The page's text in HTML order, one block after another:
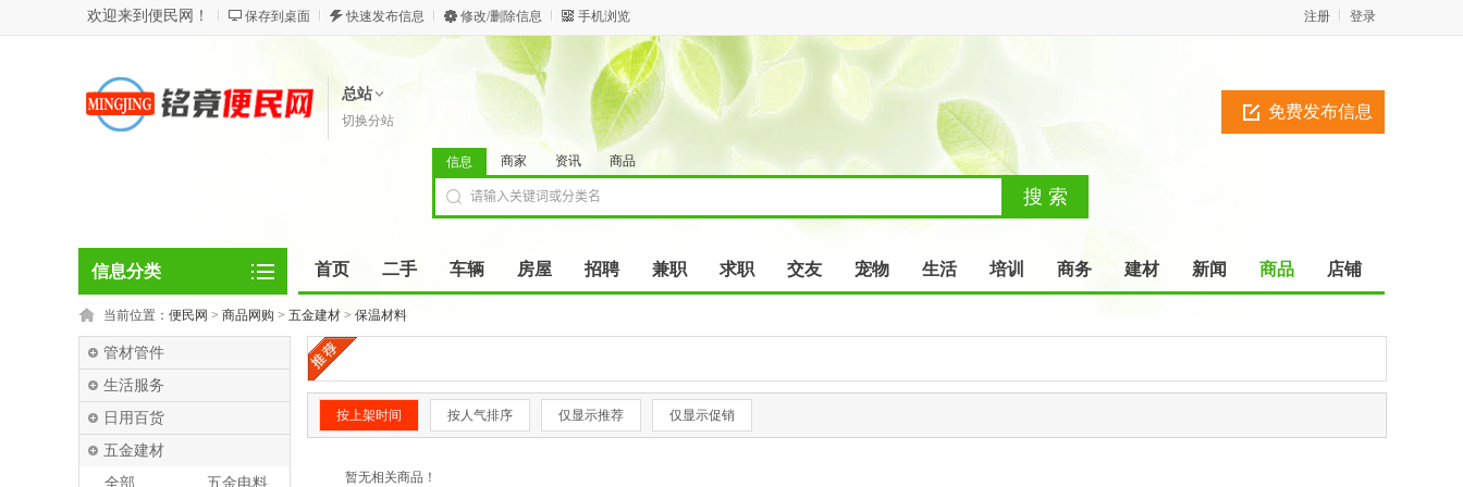
欢迎来到便民网！ 保存到桌面 快速发布信息 修改/删除信息 手机浏览 登录
注册
总站
切换分站 免费发布信息
信息 商家 资讯 商品
信息分类 首页 二手 车辆 房屋 招聘 兼职 求职 交友 宠物 生活 培训 商务 建材 新闻 商品 店铺
当前位置： 便民网 > 商品网购 > 五金建材 > 保温材料
管材管件
生活服务
日用百货
五金建材
全部
五金电料
按上架时间 按人气排序 仅显示推荐 仅显示促销
暂无相关商品！